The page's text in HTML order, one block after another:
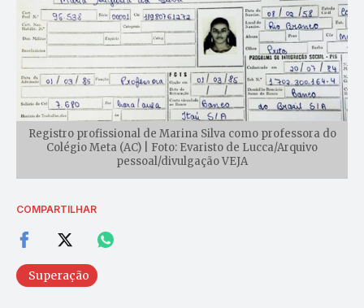
Registro profissional de Marina Silva como professora do
Colégio Meta (AC) | Foto: Evaristo de Lucca/Arquivo
pessoal/divulgação VEJA
COMPARTILHAR
Superação